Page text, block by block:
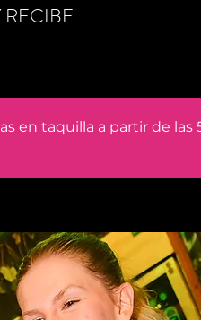
RECIBE
en taquilla a partir de las